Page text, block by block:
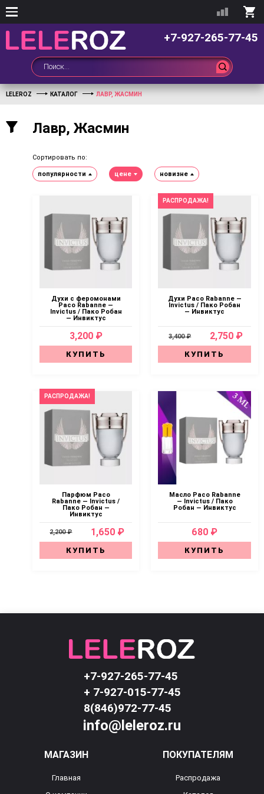
+7-927-265-77-45
LELEROZ КАТАЛОГ ЛАВР, ЖАСМИН
Лавр, Жасмин
Сортировать по:
популярности цене новизне
Духи с феромонами
Paco Rabanne —
Invictus / Пако Робан
— Инвиктус
3,200 ₽
КУПИТЬ
РАСПРОДАЖА!
Духи Paco Rabanne —
Invictus / Пако Робан
— Инвиктус
3,400 ₽ 2,750 ₽
КУПИТЬ
РАСПРОДАЖА!
Парфюм Paco
Rabanne — Invictus /
Пако Робан —
Инвиктус
2,200 ₽ 1,650 ₽
КУПИТЬ
Масло Paco Rabanne
— Invictus / Пако
Робан — Инвиктус
680 ₽
КУПИТЬ
+7-927-265-77-45
+ 7-927-015-77-45
8(846)972-77-45
info@leleroz.ru
МАГАЗИН
Главная
ПОКУПАТЕЛЯМ
Распродажа